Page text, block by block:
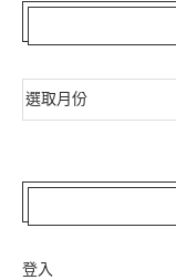
登入